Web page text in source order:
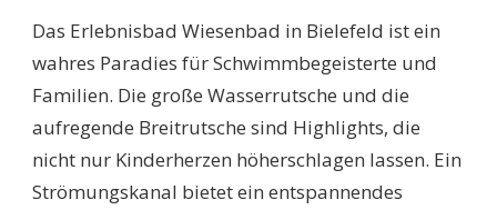
Das Erlebnisbad Wiesenbad in Bielefeld ist ein
wahres Paradies für Schwimmbegeisterte und
Familien. Die große Wasserrutsche und die
aufregende Breitrutsche sind Highlights, die
nicht nur Kinderherzen höherschlagen lassen. Ein
Strömungskanal bietet ein entspannendes